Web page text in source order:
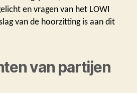
en vragen van het LOWI
van de hoorzitting is aan dit
van partijen